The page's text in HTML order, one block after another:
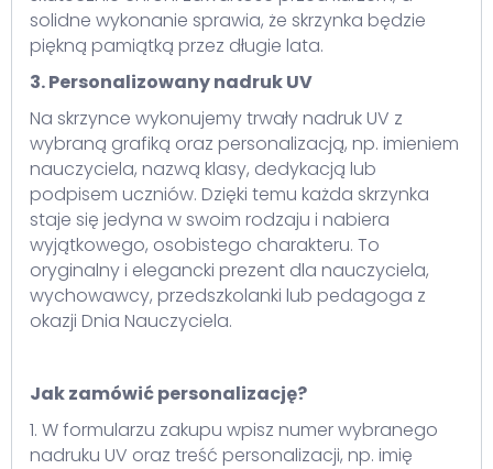
solidne wykonanie sprawia, że skrzynka będzie
piękną pamiątką przez długie lata.
3. Personalizowany nadruk UV
Na skrzynce wykonujemy trwały nadruk UV z
wybraną grafiką oraz personalizacją, np. imieniem
nauczyciela, nazwą klasy, dedykacją lub
podpisem uczniów. Dzięki temu każda skrzynka
staje się jedyna w swoim rodzaju i nabiera
wyjątkowego, osobistego charakteru. To
oryginalny i elegancki prezent dla nauczyciela,
wychowawcy, przedszkolanki lub pedagoga z
okazji Dnia Nauczyciela.
Jak zamówić personalizację?
1. W formularzu zakupu wpisz numer wybranego
nadruku UV oraz treść personalizacji, np. imię